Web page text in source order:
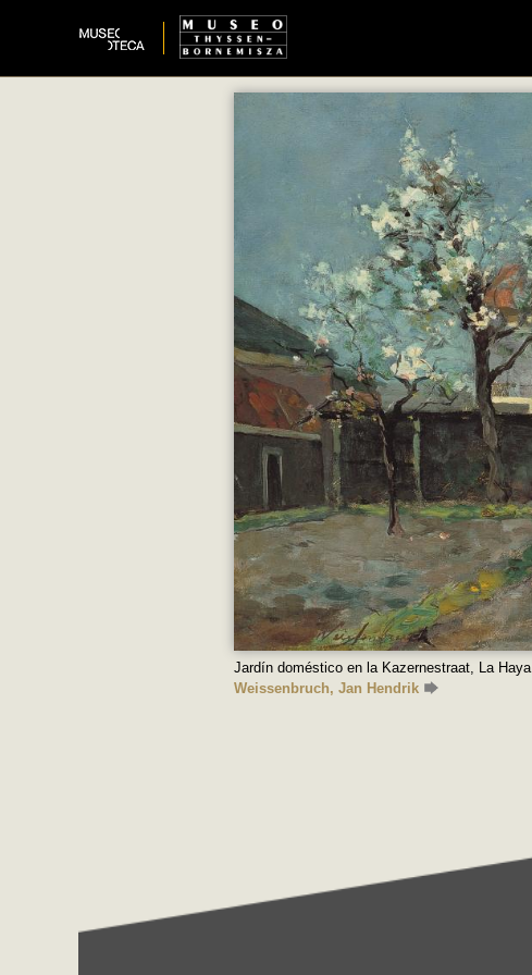
Jardín doméstico en la Kazernestraat, La Haya
Weissenbruch, Jan Hendrik